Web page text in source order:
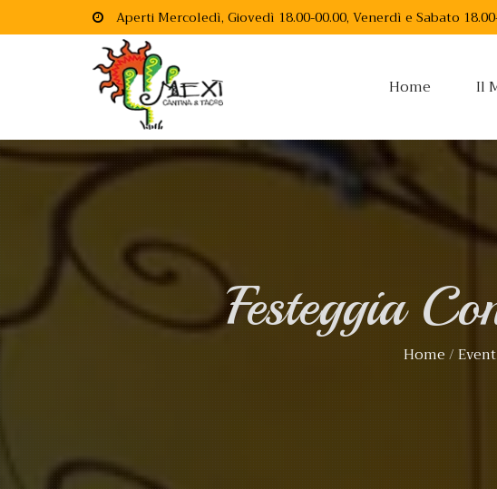
Aperti Mercoledì, Giovedì 18.00-00.00, Venerdì e Sabato
Home Il
Festeggia
Home/